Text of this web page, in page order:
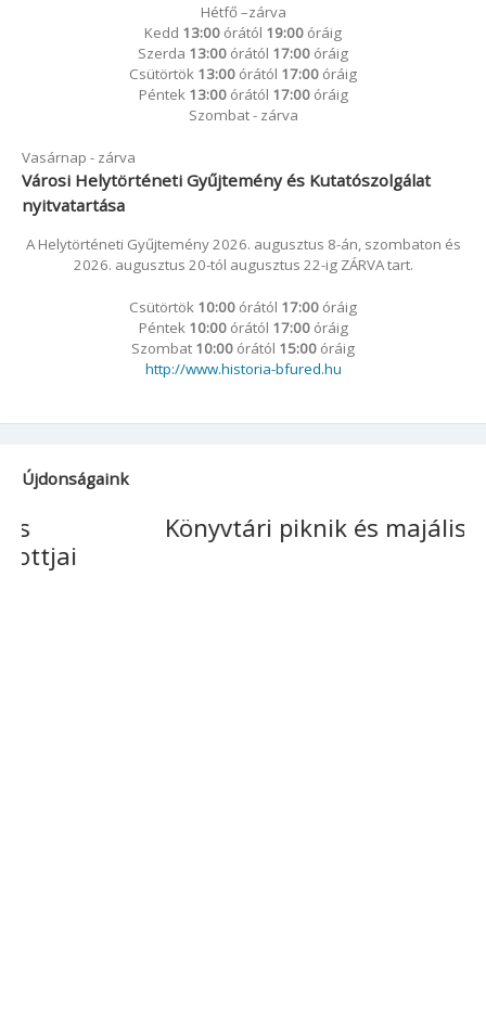
Hétfő –zárva
Kedd 13:00 órától 19:00 óráig
Szerda 13:00 órától 17:00 óráig
Csütörtök 13:00 órától 17:00 óráig
Péntek 13:00órától 17:00óráig
Szombat - zárva
Vasárnap - zárva
Városi Helytörténeti Gyűjtemény és Kutatószolgálat
nyitvatartása
A Helytörténeti Gyűjtemény 2026. augusztus 8-án, szombaton és
2026. augusztus 20-tól augusztus 22-ig ZÁRVA tart.
Csütörtök 10:00 órától 17:00 óráig
Péntek 10:00órától 17:00óráig
Szombat 10:00 órától 15:00 óráig
http://www.historia-bfured.hu
Újdonságaink
Könyvtári piknik és majális